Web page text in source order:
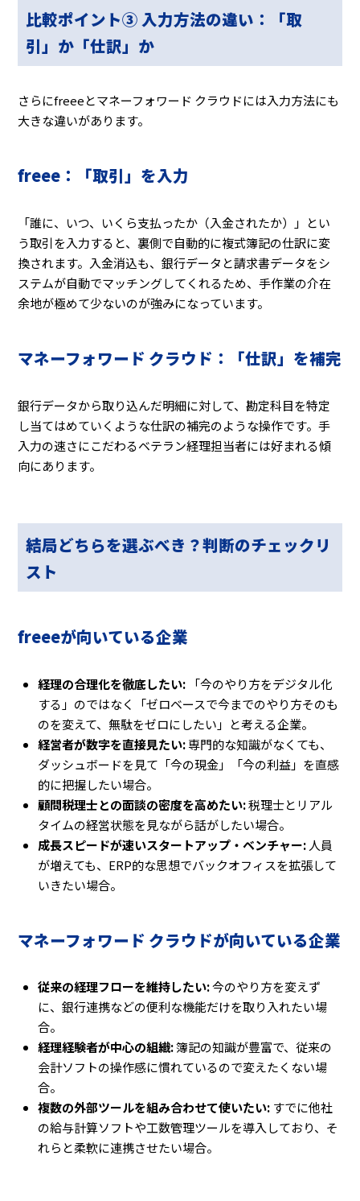
比較ポイント③ 入力方法の違い：「取
引」か「仕訳」か
さらにfreeeとマネーフォワード クラウドには入力方法にも
大きな違いがあります。
freee：「取引」を入力
「誰に、いつ、いくら支払ったか（入金されたか）」とい
う取引を入力すると、裏側で自動的に複式簿記の仕訳に変
換されます。入金消込も、銀行データと請求書データをシ
ステムが自動でマッチングしてくれるため、手作業の介在
余地が極めて少ないのが強みになっています。
マネーフォワード クラウド：「仕訳」を補完
銀行データから取り込んだ明細に対して、勘定科目を特定
し当てはめていくような仕訳の補完のような操作です。手
入力の速さにこだわるベテラン経理担当者には好まれる傾
向にあります。
結局どちらを選ぶべき？判断のチェックリ
スト
freeeが向いている企業
経理の合理化を徹底したい: 「今のやり方をデジタル化
する」のではなく「ゼロベースで今までのやり方そのも
のを変えて、無駄をゼロにしたい」と考える企業。
経営者が数字を直接見たい:専門的な知識がなくても、
ダッシュボードを見て「今の現金」「今の利益」を直感
的に把握したい場合。
顧問税理士との面談の密度を高めたい:税理士とリアル
タイムの経営状態を見ながら話がしたい場合。
成長スピードが速いスタートアップ・ベンチャー: 人員
が増えても、ERP的な思想でバックオフィスを拡張して
いきたい場合。
マネーフォワード クラウドが向いている企業
従来の経理フローを維持したい:今のやり方を変えず
に、銀行連携などの便利な機能だけを取り入れたい場
合。
経理経験者が中心の組織:簿記の知識が豊富で、従来の
会計ソフトの操作感に慣れているので変えたくない場
合。
複数の外部ツールを組み合わせて使いたい: すでに他社
の給与計算ソフトや工数管理ツールを導入しており、そ
れらと柔軟に連携させたい場合。